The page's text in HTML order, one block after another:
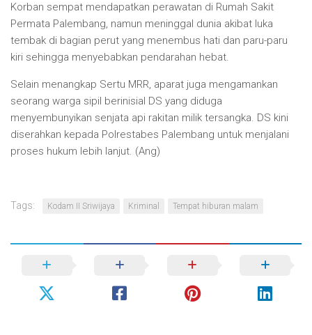
Korban sempat mendapatkan perawatan di Rumah Sakit
Permata Palembang, namun meninggal dunia akibat luka
tembak di bagian perut yang menembus hati dan paru-paru
kiri sehingga menyebabkan pendarahan hebat.
Selain menangkap Sertu MRR, aparat juga mengamankan
seorang warga sipil berinisial DS yang diduga
menyembunyikan senjata api rakitan milik tersangka. DS kini
diserahkan kepada Polrestabes Palembang untuk menjalani
proses hukum lebih lanjut. (Ang)
Tags: Kodam II Sriwijaya Kriminal Tempat hiburan malam